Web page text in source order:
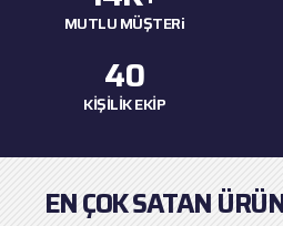
MUTLU MÜŞTERi
KİŞİLİK EKİP
40
EN ÇOK SATAN